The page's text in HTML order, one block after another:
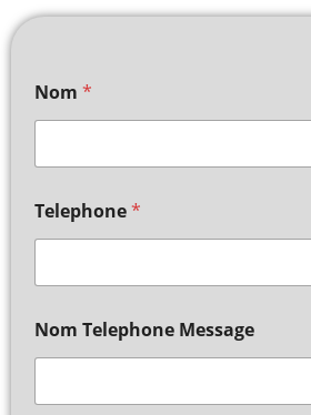
Nom *
Telephone*
Nom Telephone Message